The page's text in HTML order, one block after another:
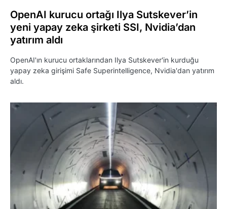
OpenAI kurucu ortağı Ilya Sutskever’in
yeni yapay zeka şirketi SSI, Nvidia’dan
yatırım aldı
OpenAI'ın kurucu ortaklarından Ilya Sutskever'in kurduğu
yapay zeka girişimi Safe Superintelligence, Nvidia'dan yatırım
aldı.